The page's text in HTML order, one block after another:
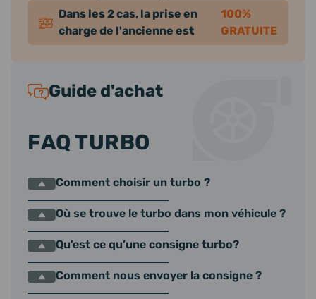
Dans les 2 cas, la prise en
charge de l'ancienne est
100%
GRATUITE
Guide d'achat
FAQ TURBO
Comment choisir un turbo ?
Où se trouve le turbo dans mon véhicule ?
Qu’est ce qu’une consigne turbo?
Comment nous envoyer la consigne ?